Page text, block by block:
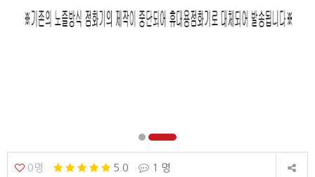
0명 5.0 1 명